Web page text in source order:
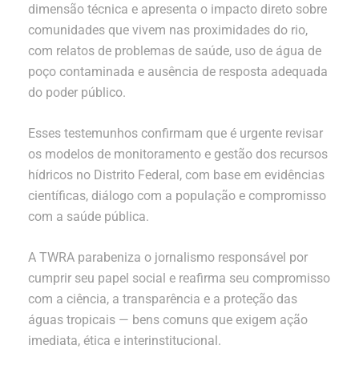
dimensão técnica e apresenta o impacto direto sobre
comunidades que vivem nas proximidades do rio,
com relatos de problemas de saúde, uso de água de
poço contaminada e ausência de resposta adequada
do poder público.
Esses testemunhos confirmam que é urgente revisar
os modelos de monitoramento e gestão dos recursos
hídricos no Distrito Federal, com base em evidências
científicas, diálogo com a população e compromisso
com a saúde pública.
A TWRA parabeniza o jornalismo responsável por
cumprir seu papel social e reafirma seu compromisso
com a ciência, a transparência e a proteção das
águas tropicais — bens comuns que exigem ação
imediata, ética e interinstitucional.